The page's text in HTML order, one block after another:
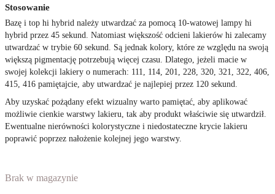
Stosowanie
Bazę i top hi hybrid należy utwardzać za pomocą 10-watowej lampy hi
hybrid przez 45 sekund. Natomiast większość odcieni lakierów hi zalecamy
utwardzać w trybie 60 sekund. Są jednak kolory, które ze względu na swoją
większą pigmentację potrzebują więcej czasu. Dlatego, jeżeli macie w
swojej kolekcji lakiery o numerach: 111, 114, 201, 228, 320, 321, 322, 406,
415, 416 pamiętajcie, aby utwardzać je najlepiej przez 120 sekund.
Aby uzyskać pożądany efekt wizualny warto pamiętać, aby aplikować
możliwie cienkie warstwy lakieru, tak aby produkt właściwie się utwardził.
Ewentualne nierówności kolorystyczne i niedostateczne krycie lakieru
poprawić poprzez nałożenie kolejnej jego warstwy.
Brak w magazynie